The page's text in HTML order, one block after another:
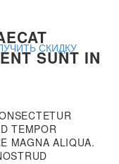
СКИДКУ
SUNT IN
TEMPOR
MAGNA ALIQUA.